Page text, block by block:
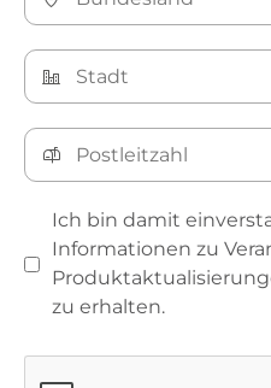
Ich bin damit
Informationen zu
zu erhalten.